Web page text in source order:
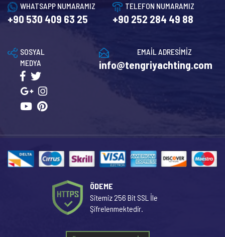
WHATSAPP NUMARAMIZ
+90 530 409 63 25
TELEFON NUMARAMIZ
+90 252 284 49 88
EMAİL ADRESİMİZ
info@tengriyachting.com
SOSYAL
MEDYA
ÖDEME
Sitemiz 256 Bit SSL İle
Şifrelenmektedir.